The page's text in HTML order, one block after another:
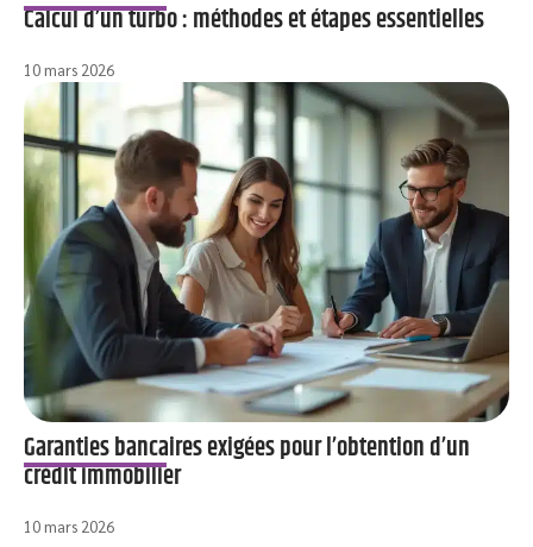
Calcul d’un turbo : méthodes et étapes essentielles
10 mars 2026
Garanties bancaires exigées pour l’obtention d’un
crédit immobilier
10 mars 2026